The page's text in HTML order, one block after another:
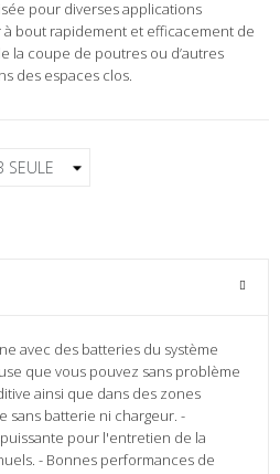
pour diverses applications
à bout rapidement et efficacement de
la coupe de poutres ou d’autres
des espaces clos.
avec des batteries du système
que vous pouvez sans problème
ainsi que dans des zones
sans batterie ni chargeur. -
pour l'entretien de la
- Bonnes performances de